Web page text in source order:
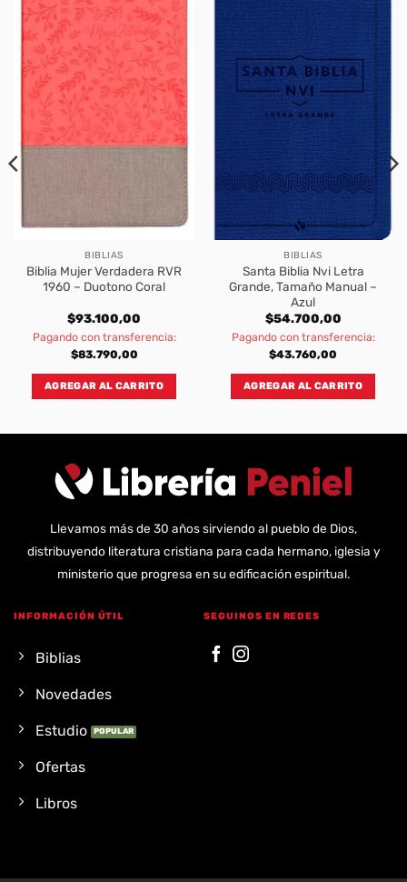
BIBLIAS
Biblia Mujer Verdadera RVR
1960 – Duotono Coral
$93.100,00
Pagando con transferencia:
$83.790,00
AGREGAR AL CARRITO
BIBLIAS
Santa Biblia Nvi Letra
Grande, Tamaño Manual –
Azul
$54.700,00
Pagando con transferencia:
$43.760,00
AGREGAR AL CARRITO
Llevamos más de 30 años sirviendo al pueblo de Dios,
distribuyendo literatura cristiana para cada hermano, iglesia y
ministerio que progresa en su edificación espiritual.
INFORMACIÓN ÚTIL
Biblias
Novedades
Estudio
Ofertas
Libros
SEGUINOS EN REDES